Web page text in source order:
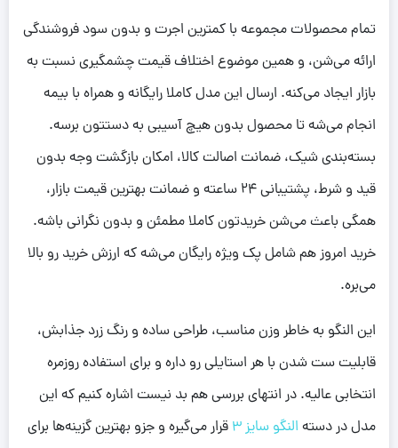
تمام محصولات مجموعه با کمترین اجرت و بدون سود فروشندگی
ارائه می‌شن، و همین موضوع اختلاف قیمت چشمگیری نسبت به
بازار ایجاد می‌کنه. ارسال این مدل کاملا رایگانه و همراه با بیمه
انجام می‌شه تا محصول بدون هیچ آسیبی به دستتون برسه.
بسته‌بندی شیک، ضمانت اصالت کالا، امکان بازگشت وجه بدون
قید و شرط، پشتیبانی 24 ساعته و ضمانت بهترین قیمت بازار،
همگی باعث می‌شن خریدتون کاملا مطمئن و بدون نگرانی باشه.
خرید امروز هم شامل پک ویژه رایگان می‌شه که ارزش خرید رو بالا
می‌بره.
این النگو به خاطر وزن مناسب، طراحی ساده و رنگ زرد جذابش،
قابلیت ست شدن با هر استایلی رو داره و برای استفاده روزمره
انتخابی عالیه. در انتهای بررسی هم بد نیست اشاره کنیم که این
مدل در دسته النگو سایز 3
قرار می‌گیره و جزو بهترین گزینه‌ها برای